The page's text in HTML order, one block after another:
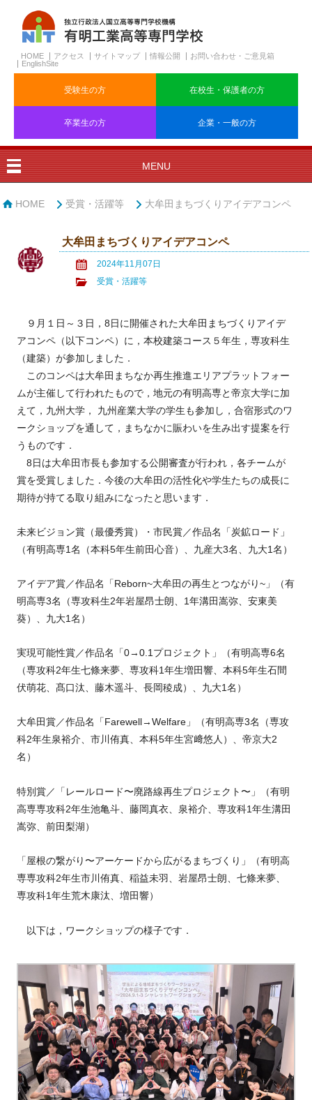
HOME アクセス サイトマップ 情報公開
お問い合わせ・ご意見箱
EnglishSite
受験生の方 在校生・保護者の方
卒業生の方 企業・一般の方
MENU
HOME 受賞・活躍等 大牟田まちづくりアイデアコンペ
大牟田まちづくりアイデアコンペ
2024年11月07日
受賞・活躍等
９月１日～３日，8日に開催された大牟田まちづくりアイデ
アコンペ（以下コンペ）に，本校建築コース５年生，専攻科生
（建築）が参加しました．
このコンペは大牟田まちなか再生推進エリアプラットフォー
ムが主催して行われたもので，地元の有明高専と帝京大学に加
えて，九州大学， 九州産業大学の学生も参加し，合宿形式のワ
ークショップを通して，まちなかに賑わいを生み出す提案を行
うものです．
8日は大牟田市長も参加する公開審査が行われ，各チームが
賞を受賞しました．今後の大牟田の活性化や学生たちの成長に
期待が持てる取り組みになったと思います．
未来ビジョン賞（最優秀賞）・市民賞／作品名「炭鉱ロード」
（有明高専1名（本科5年生前田心音）、九産大3名、九大1名）
アイデア賞／作品名「Reborn~大牟田の再生とつながり~」（有
明高専3名（専攻科生2年岩屋昂士朗、1年溝田嵩弥、安東美
葵）、九大1名）
実現可能性賞／作品名「0→0.1プロジェクト」（有明高専6名
（専攻科2年生七條来夢、専攻科1年生増田響、本科5年生石間
伏萌花、髙口汰、藤木遥斗、長岡稜成）、九大1名）
大牟田賞／作品名「Farewell→Welfare」（有明高専3名（専攻
科2年生泉裕介、市川侑真、本科5年生宮﨑悠人）、帝京大2
名）
特別賞／「レールロード〜廃路線再生プロジェクト〜」（有明
高専専攻科2年生池亀斗、藤岡真衣、泉裕介、専攻科1年生溝田
嵩弥、前田梨湖）
「屋根の繋がり〜アーケードから広がるまちづくり」（有明高
専専攻科2年生市川侑真、稲益未羽、岩屋昂士朗、七條来夢、
専攻科1年生荒木康汰、増田響）
以下は，ワークショップの様子です．